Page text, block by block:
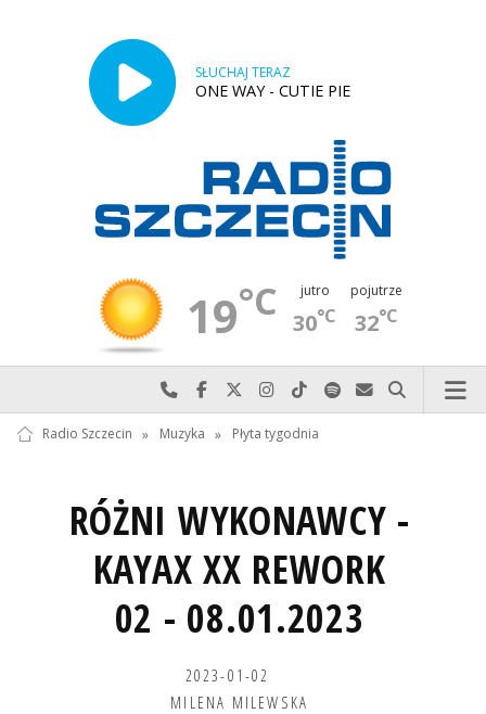
SŁUCHAJ TERAZ
ONE WAY - CUTIE PIE
19°C jutro
30°C
pojutrze
32°C
Najlepiej po prostu do nas zadzwoń
Odwiedź nas na Facebook-u
Odwiedź nas na X
Odwiedź nas na Instagram-ie
Odwiedź nas na TikTok-u
Szukaj nas na Spotify
Wyślij do nas
Szukaj
Radio Szczecin » Muzyka » Płyta tygodnia
RÓŻNI WYKONAWCY -
KAYAX XX REWORK
02 - 08.01.2023
2023-01-02
MILENA MILEWSKA